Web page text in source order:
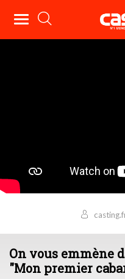
On vous emmène
"Mon premier